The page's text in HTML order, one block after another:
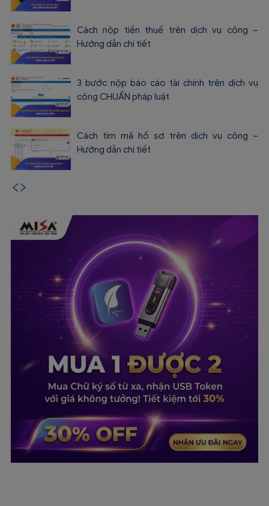
Cách nộp tiền thuế trên dịch vụ công –
Hướng dẫn chi tiết
3 bước nộp báo cáo tài chính trên dịch vụ
công CHUẨN pháp luật
Cách tìm mã hồ sơ trên dịch vụ công –
Hướng dẫn chi tiết